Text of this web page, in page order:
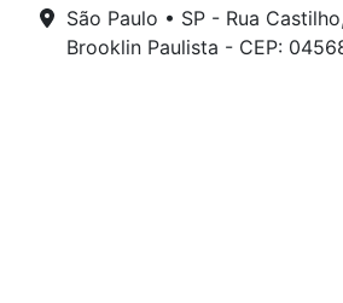
São Paulo • SP - Rua
Brooklin Paulista - CEP: